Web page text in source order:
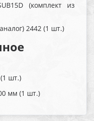
(комплект из
2442 (1 шт.)
шт.)
мм (1 шт.)